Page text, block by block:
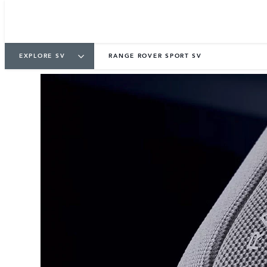
EXPLORE SV RANGE ROVER SPORT SV